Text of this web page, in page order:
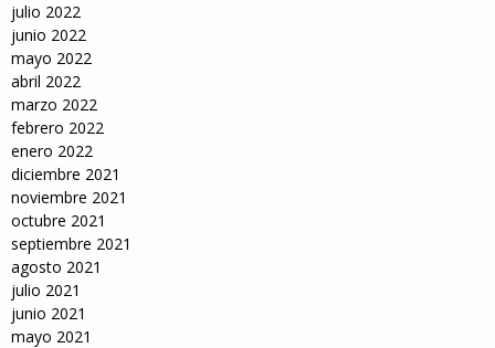
julio 2022
junio 2022
mayo 2022
abril 2022
marzo 2022
febrero 2022
enero 2022
diciembre 2021
noviembre 2021
octubre 2021
septiembre 2021
agosto 2021
julio 2021
junio 2021
mayo 2021